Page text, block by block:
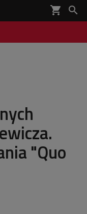
shopping_cart 

"Quo